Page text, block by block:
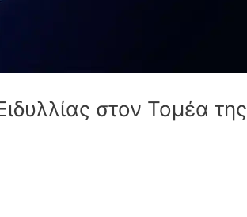
στον Τομέα της